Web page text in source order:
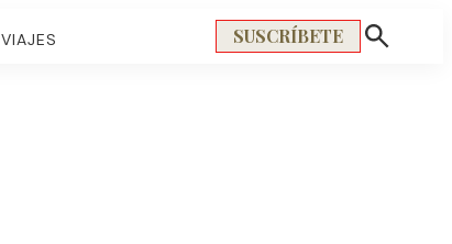
VIAJES SUSCRÍBETE
Mostrar